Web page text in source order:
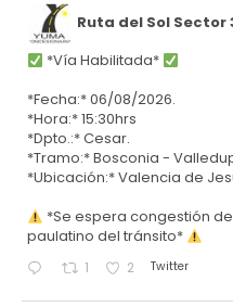
Ruta del Sol Sector
*Vía Habilitada*
*Fecha:* 06/08/2026.
*Hora:* 15:30hrs
*Dpto.:* Cesar.
*Tramo:* Bosconia -
*Ubicación:* Valencia de
*Se espera congestión
paulatino del tránsito*
1 2 Twitter